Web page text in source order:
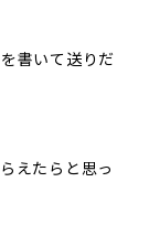
書いて送りだ
えたらと思っ